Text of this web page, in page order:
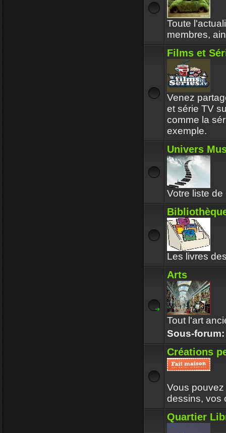
Toute
membres,
Films et
Venez
et série TV
comme la
exemple.
Univers
Votre liste
Les livres
Arts
Tout l'art
Sous-
Créations
Vous
dessins, vos
Quartier